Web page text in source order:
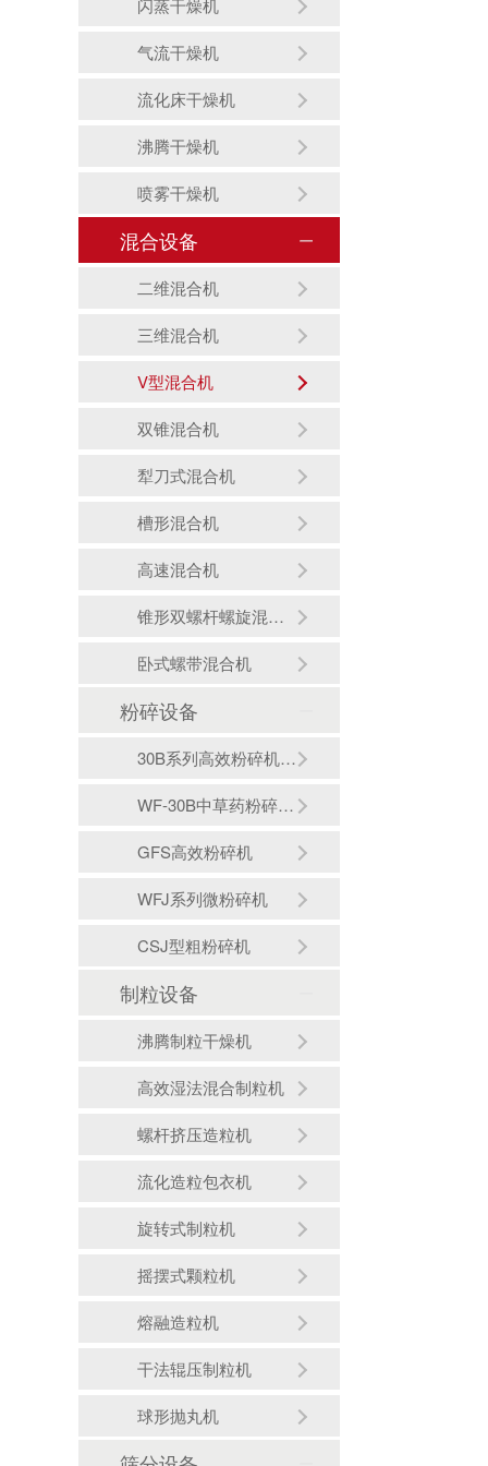
闪蒸干燥机
气流干燥机
流化床干燥机
沸腾干燥机
喷雾干燥机
混合设备
二维混合机
三维混合机
V型混合机
双锥混合机
犁刀式混合机
槽形混合机
高速混合机
锥形双螺杆螺旋混合机
卧式螺带混合机
粉碎设备
30B系列高效粉碎机（组）
WF-30B中草药粉碎机（组）
GFS高效粉碎机
WFJ系列微粉碎机
CSJ型粗粉碎机
制粒设备
沸腾制粒干燥机
高效湿法混合制粒机
螺杆挤压造粒机
流化造粒包衣机
旋转式制粒机
摇摆式颗粒机
熔融造粒机
干法辊压制粒机
球形抛丸机